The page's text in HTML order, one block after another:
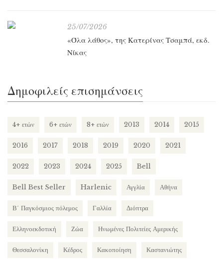
25/07/2026
«Όλα λάθος», της Κατερίνας Τσαμπά, εκδ.
Νίκας
Δημοφιλείς επισημάνσεις
4+ ετών 6+ ετών 8+ ετών 2013 2014 2015
2016 2017 2018 2019 2020 2021
2022 2023 2024 2025 Bell
Bell Best Seller Harlenic Αγγλία Αθήνα
Β΄ Παγκόσμιος πόλεμος Γαλλία Διόπτρα
Ελληνοεκδοτική Ζώα Ηνωμένες Πολιτείες Αμερικής
Θεσσαλονίκη Κέδρος Κακοποίηση Καστανιώτης